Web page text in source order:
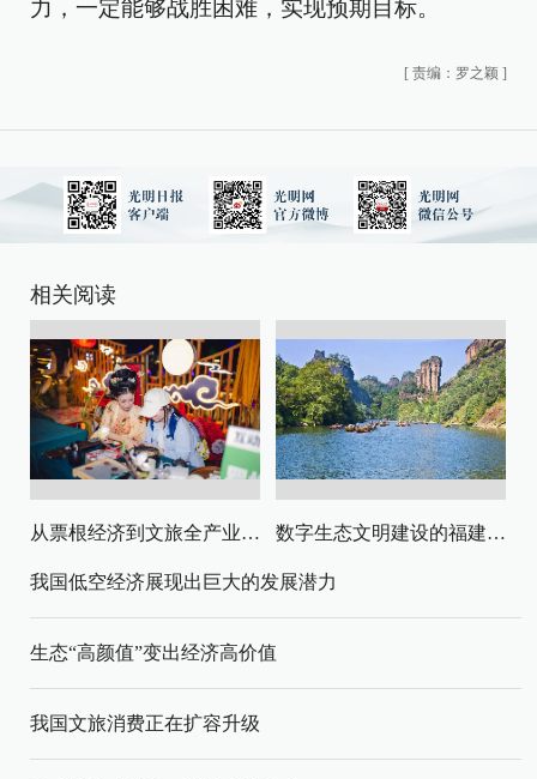
力，一定能够战胜困难，实现预期目标。
[ 责编：罗之颖 ]
相关阅读
从票根经济到文旅全产业链升级 数字生态文明建设的福建路径与启示
我国低空经济展现出巨大的发展潜力
生态“高颜值”变出经济高价值
我国文旅消费正在扩容升级